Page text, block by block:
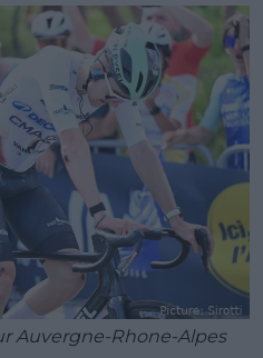
Auvergne-Rhone-Alpes